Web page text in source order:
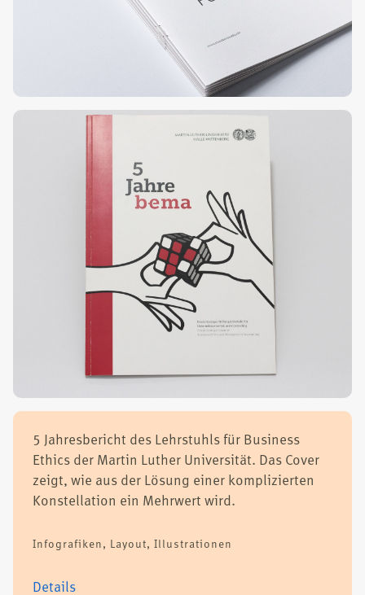
5 Jah­res­be­richt des Lehr­stuhls für Busi­ness
Ethics der Mar­tin Luther Uni­ver­si­tät. Das Cover
zeigt, wie aus der Lösung einer kom­pli­zier­ten
Kon­stel­la­ti­on ein Mehr­wert wird.
Info­gra­fi­ken, Lay­out, Illus­tra­tio­nen
Details